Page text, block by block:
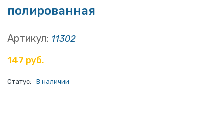
полированная
Артикул: 11302
147 руб.
Статус: В наличии